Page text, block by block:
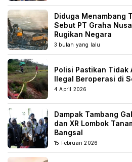
Diduga Menambang
Sebut PT Graha
Rugikan Negara
3 bulan yang lalu
Polisi Pastikan Tidak
Ilegal Beroperasi di
4 April 2026
Dampak Tambang
dan XR Lombok
Bangsal
15 Februari 2026